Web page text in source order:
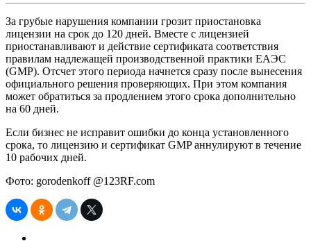
За грубые нарушения компании грозит приостановка
лицензии на срок до 120 дней. Вместе с лицензией
приостанавливают и действие сертификата соответствия
правилам надлежащей производственной практики ЕАЭС
(GMP). Отсчет этого периода начнется сразу после вынесения
официального решения проверяющих. При этом компания
может обратиться за продлением этого срока дополнительно
на 60 дней.
Если бизнес не исправит ошибки до конца установленного
срока, то лицензию и сертификат GMP аннулируют в течение
10 рабочих дней.
Фото: gorodenkoff @123RF.com